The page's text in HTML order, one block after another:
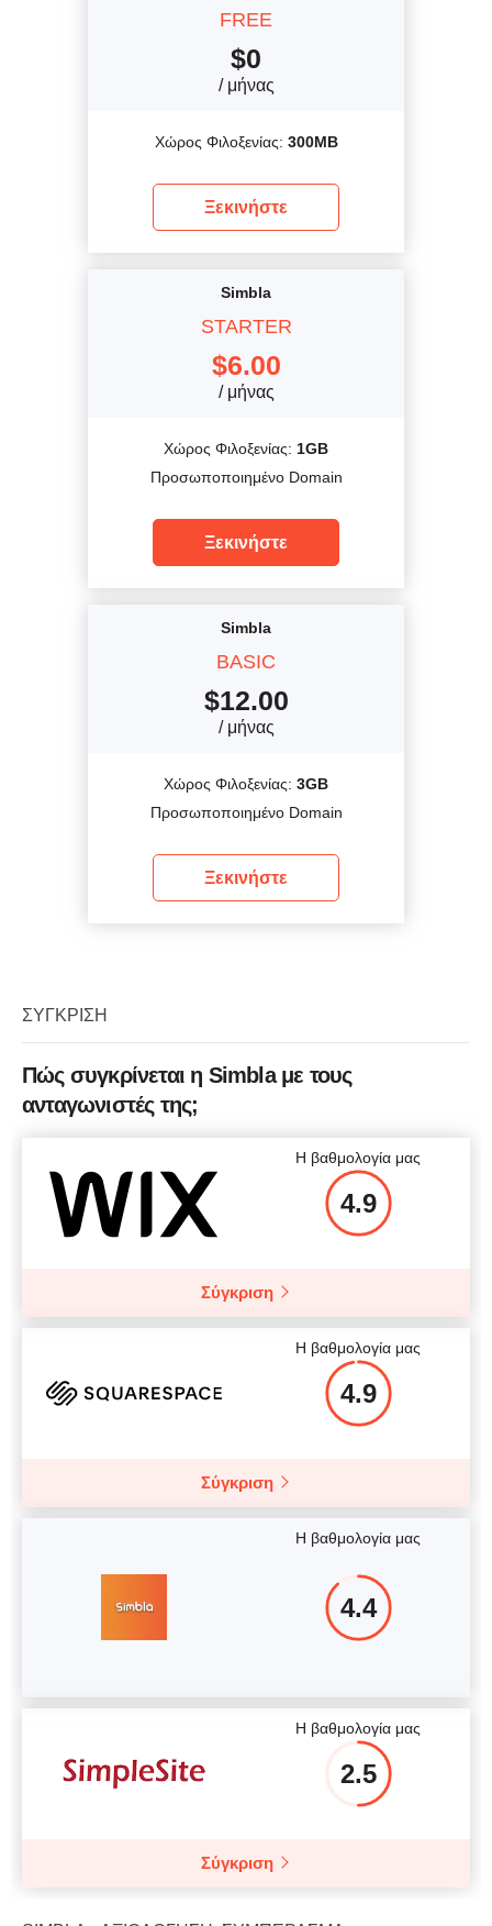
FREE
$0
/ μήνας
Χώρος Φιλοξενίας: 300MB
Ξεκινήστε
Simbla
STARTER
$6.00
/ μήνας
Χώρος Φιλοξενίας: 1GB
Προσωποποιημένο Domain
Ξεκινήστε
Simbla
BASIC
$12.00
/ μήνας
Χώρος Φιλοξενίας: 3GB
Προσωποποιημένο Domain
Ξεκινήστε
ΣΎΓΚΡΙΣΗ
Πώς συγκρίνεται η Simbla με τους
ανταγωνιστές της;
Η βαθμολογία μας
4.9
Σύγκριση
Η βαθμολογία μας
4.9
Σύγκριση
Η βαθμολογία μας
4.4
Η βαθμολογία μας
2.5
Σύγκριση